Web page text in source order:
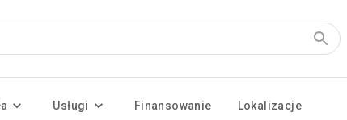
Usługi Finansowanie Lokalizacje